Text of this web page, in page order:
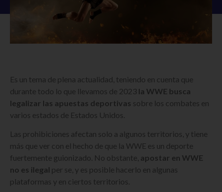
Es un tema de plena actualidad, teniendo en cuenta que
durante todo lo que llevamos de 2023 la WWE busca
legalizar las apuestas deportivas sobre los combates en
varios estados de Estados Unidos.
Las prohibiciones afectan solo a algunos territorios, y tiene
más que ver con el hecho de que la WWE es un deporte
fuertemente guionizado. No obstante, apostar en WWE
no es ilegal per se, y es posible hacerlo en algunas
plataformas y en ciertos territorios.